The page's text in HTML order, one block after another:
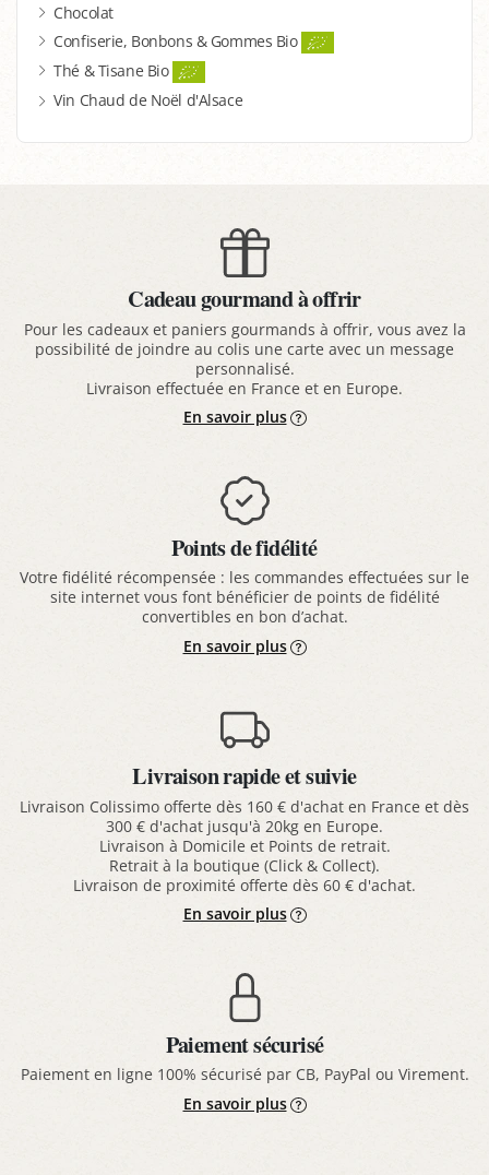
Chocolat
Confiserie, Bonbons & Gommes Bio
Thé & Tisane Bio
Vin Chaud de Noël d'Alsace
Cadeau gourmand à offrir
Pour les cadeaux et paniers gourmands à offrir, vous avez la
possibilité de joindre au colis une carte avec un message
personnalisé.
Livraison effectuée en France et en Europe.
En savoir plus
Points de fidélité
Votre fidélité récompensée : les commandes effectuées sur le
site internet vous font bénéficier de points de fidélité
convertibles en bon d’achat.
En savoir plus
Livraison rapide et suivie
Livraison Colissimo offerte dès 160 € d'achat en France et dès
300 € d'achat jusqu'à 20kg en Europe.
Livraison à Domicile et Points de retrait.
Retrait à la boutique (Click & Collect).
Livraison de proximité offerte dès 60 € d'achat.
En savoir plus
Paiement sécurisé
Paiement en ligne 100% sécurisé par CB, PayPal ou Virement.
En savoir plus